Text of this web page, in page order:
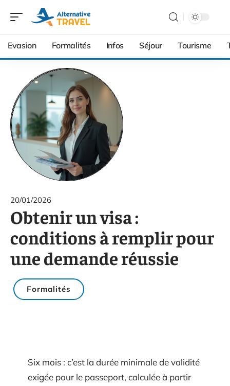
Evasion Formalités Infos Séjour Tourisme
20/01/2026
Obtenir un visa :
conditions à remplir pour
une demande réussie
Formalités
Six mois : c’est la durée minimale de validité
exigée pour le passeport, calculée à partir